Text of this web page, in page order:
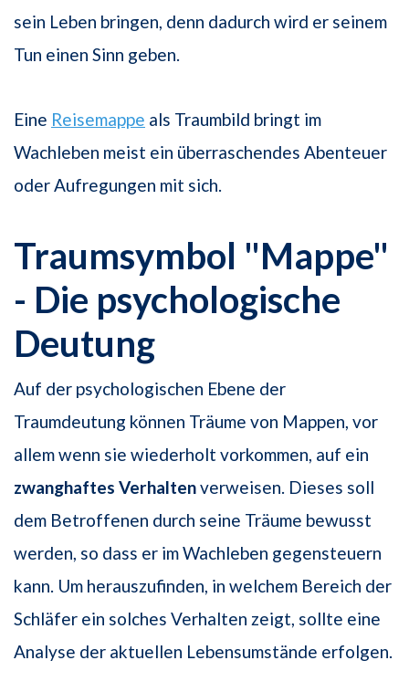
sein Leben bringen, denn dadurch wird er seinem
Tun einen Sinn geben.
Eine Reisemappe als Traumbild bringt im
Wachleben meist ein überraschendes Abenteuer
oder Aufregungen mit sich.
Traumsymbol "Mappe"
- Die psychologische
Deutung
Auf der psychologischen Ebene der
Traumdeutung können Träume von Mappen, vor
allem wenn sie wiederholt vorkommen, auf ein
zwanghaftes Verhaltenverweisen. Dieses soll
dem Betroffenen durch seine Träume bewusst
werden, so dass er im Wachleben gegensteuern
kann. Um herauszufinden, in welchem Bereich der
Schläfer ein solches Verhalten zeigt, sollte eine
Analyse der aktuellen Lebensumstände erfolgen.